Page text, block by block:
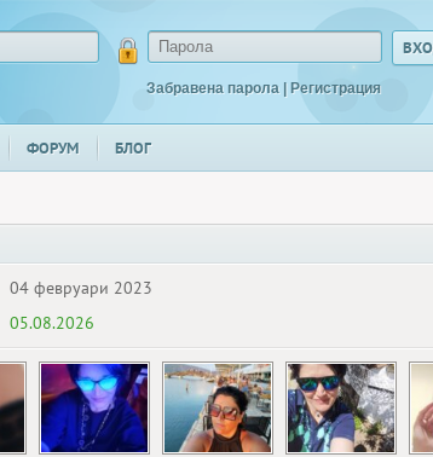
Забравена парола | Регистрация
ФОРУМ БЛОГ
04 февруари 2023
05.08.2026